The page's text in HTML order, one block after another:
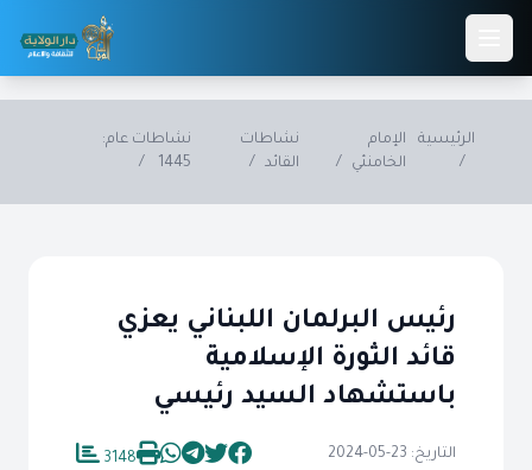
Skip to main content
الرئيسية
/
الإمام
الخامنئي
/
نشاطات
القائد
/
نشاطات عام:
1445
/
رئيس البرلمان اللبناني يعزي
قائد الثورة الإسلامية
باستشهاد السيد رئيسي
التاريخ: 23-05-2024 3148